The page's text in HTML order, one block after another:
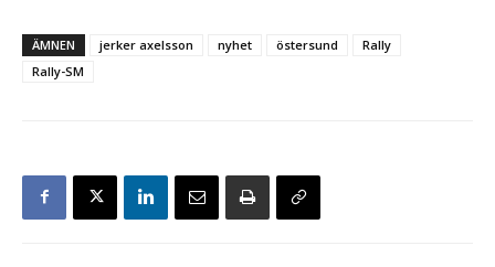
ÄMNEN jerker axelsson nyhet östersund
Rally
Rally-SM